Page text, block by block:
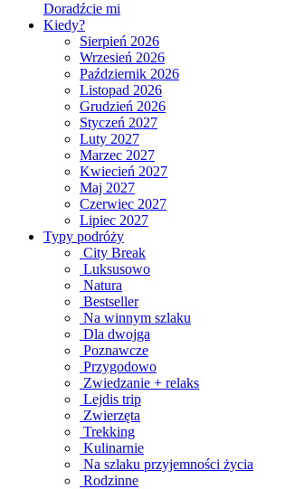
Doradźcie mi
Kiedy?
Sierpień 2026
Wrzesień 2026
Październik 2026
Listopad 2026
Grudzień 2026
Styczeń 2027
Luty 2027
Marzec 2027
Kwiecień 2027
Maj 2027
Czerwiec 2027
Lipiec 2027
Typy podróży
City Break
Luksusowo
Natura
Bestseller
Na winnym szlaku
Dla dwojga
Poznawcze
Przygodowo
Zwiedzanie + relaks
Lejdis trip
Zwierzęta
Trekking
Kulinarnie
Na szlaku przyjemności życia
Rodzinne